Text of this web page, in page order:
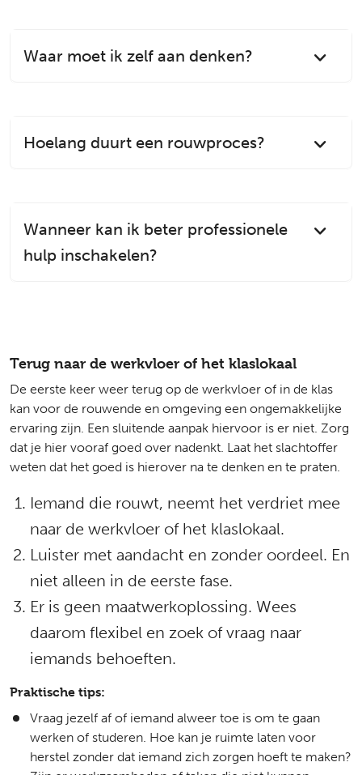
Waar moet ik zelf aan denken?
Hoelang duurt een rouwproces?
Wanneer kan ik beter professionele
hulp inschakelen?
Terug naar de werkvloer of het klaslokaal
De eerste keer weer terug op de werkvloer of in de klas
kan voor de rouwende en omgeving een ongemakkelijke
ervaring zijn. Een sluitende aanpak hiervoor is er niet. Zorg
dat je hier vooraf goed over nadenkt. Laat het slachtoffer
weten dat het goed is hierover na te denken en te praten.
Iemand die rouwt, neemt het verdriet mee
naar de werkvloer of het klaslokaal.
Luister met aandacht en zonder oordeel. En
niet alleen in de eerste fase.
Er is geen maatwerkoplossing. Wees
daarom flexibel en zoek of vraag naar
iemands behoeften.
Praktische tips:
Vraag jezelf af of iemand alweer toe is om te gaan
werken of studeren. Hoe kan je ruimte laten voor
herstel zonder dat iemand zich zorgen hoeft te maken?